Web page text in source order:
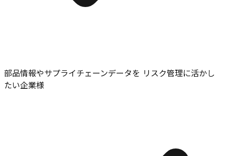
部品情報やサプライチェーンデータを リスク管理に活かし
たい企業様